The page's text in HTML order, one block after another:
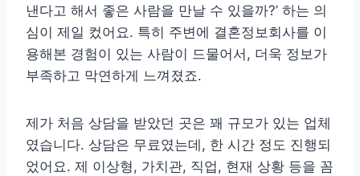
낸다고 해서 좋은 사람을 만날 수 있을까?’ 하는 의
심이 제일 컸어요. 특히 주변에 결혼정보회사를 이
용해본 경험이 있는 사람이 드물어서, 더욱 정보가
부족하고 막연하게 느껴졌죠.
제가 처음 상담을 받았던 곳은 꽤 규모가 있는 업체
였습니다. 상담은 무료였는데, 한 시간 정도 진행되
었어요. 제 이상형, 가치관, 직업, 현재 상황 등을 꼼